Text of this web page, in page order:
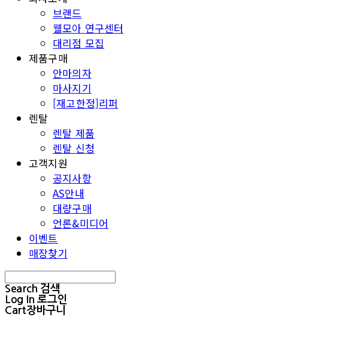
브랜드
웰모아 연구센터
대리점 모집
제품구매
안마의자
마사지기
[재고한정]리퍼
렌탈
렌탈 제품
렌탈 신청
고객지원
공지사항
AS안내
대량구매
언론&미디어
이벤트
매장찾기
Search 검색
Log In 로그인
Cart장바구니